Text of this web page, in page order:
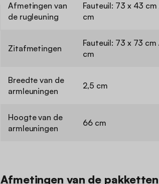
Afmetingen van
de rugleuning
Fauteuil: 73 x 43
cm
Zitafmetingen
Fauteuil: 73 x 73 cm
cm
Breedte van de
armleuningen
2,5 cm
Hoogte van de
armleuningen
66 cm
Afmetingen van de pakketten